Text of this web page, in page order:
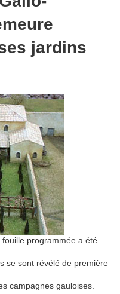
jardins
programmée a été
se sont révélé de première
campagnes gauloises.